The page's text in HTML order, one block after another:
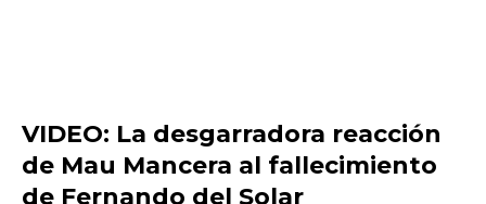
VIDEO: La desgarradora reacción
de Mau Mancera al fallecimiento
de Fernando del Solar